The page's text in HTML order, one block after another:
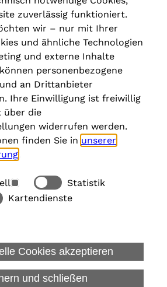
für Bewerbungen
zuverlässig funktioniert.
wir – nur mit Ihrer
und ähnliche Technologien
und externe Inhalte
personenbezogene
an Drittanbieter
Ihre Einwilligung ist freiwillig
über die
widerrufen werden.
finden Sie in unserer
Statistik
Kartendienste
Cookies akzeptieren
und schließen